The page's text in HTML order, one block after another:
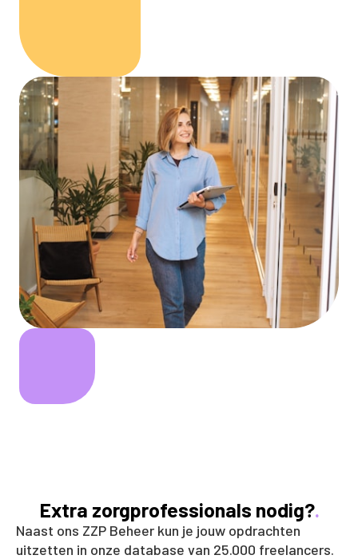
Extra zorgprofessionals nodig?.
Naast ons ZZP Beheer kun je jouw opdrachten
uitzetten in onze database van 25.000 freelancers.